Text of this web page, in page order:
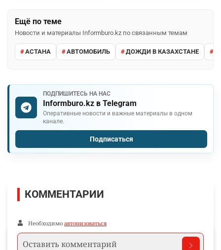
Ещё по теме
Новости и материалы Informburo.kz по связанным темам
АСТАНА АВТОМОБИЛЬ ДОЖДИ В КАЗАХСТАНЕ
ПОДПИШИТЕСЬ НА НАС
Informburo.kz в Telegram
Оперативные новости и важные материалы в одном
канале.
Подписаться
КОММЕНТАРИИ
Необходимо авторизоваться